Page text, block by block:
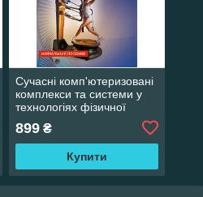
Сучасні комп'ютеризовані
комплекси та системи у
технологіях фізичної
Попадюха Ю. А.
899₴
Купити